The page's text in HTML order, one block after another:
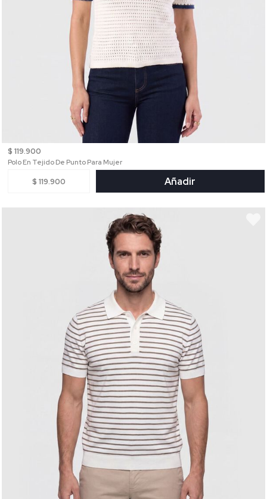
$ 119.900
Polo En Tejido De Punto Para Mujer
$ 119.900 Añadir